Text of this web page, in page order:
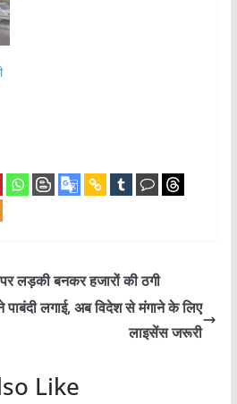
लड़की बनकर हजारों की ठगी
लगाई, अब विदेश से मंगाने के लिए
लाइसेंस जरूरी
Like